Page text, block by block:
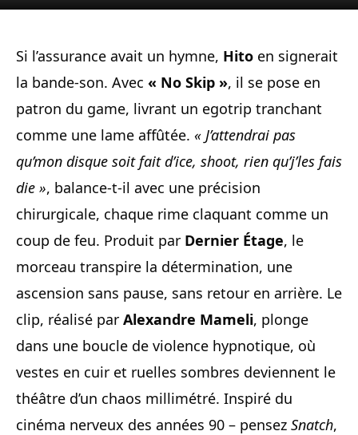
Si l’assurance avait un hymne, Hito en signerait
la bande-son. Avec « No Skip », il se pose en
patron du game, livrant un egotrip tranchant
comme une lame affûtée. « J’attendrai pas
qu’mon disque soit fait d’ice, shoot, rien qu’j’les fais
die », balance-t-il avec une précision
chirurgicale, chaque rime claquant comme un
coup de feu. Produit par Dernier Étage, le
morceau transpire la détermination, une
ascension sans pause, sans retour en arrière. Le
clip, réalisé par Alexandre Mameli, plonge
dans une boucle de violence hypnotique, où
vestes en cuir et ruelles sombres deviennent le
théâtre d’un chaos millimétré. Inspiré du
cinéma nerveux des années 90 – pensez Snatch,